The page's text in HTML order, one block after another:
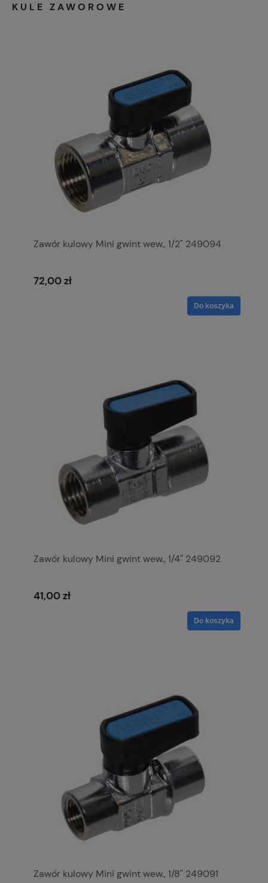
KULE ZAWOROWE
Zawór kulowy Mini gwint wew., 1/2" 249094
72,00 zł
Do koszyka
Zawór kulowy Mini gwint wew., 1/4" 249092
41,00 zł
Do koszyka
Zawór kulowy Mini gwint wew., 1/8" 249091